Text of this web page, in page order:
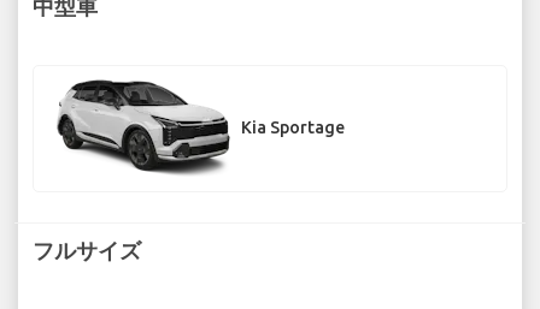
中型車
Kia Sportage
フルサイズ